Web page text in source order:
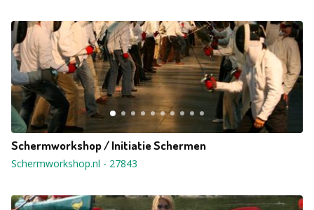
Schermworkshop / Initiatie Schermen
Schermworkshop.nl - 27843